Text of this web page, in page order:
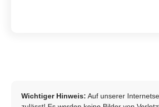
Wichtiger Hinweis: Auf unserer